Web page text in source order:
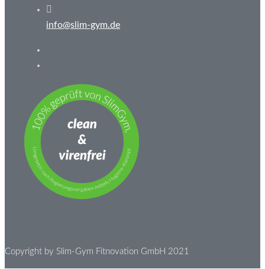
info@slim-gym.de
Copyright by Slim-Gym Fitnovation GmbH 2021